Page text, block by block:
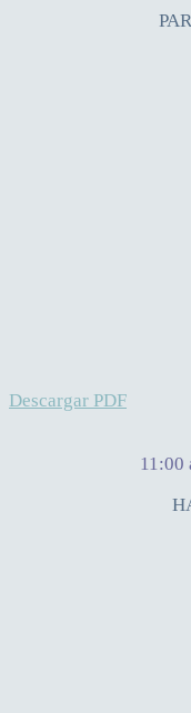
Descargar PDF
11:00